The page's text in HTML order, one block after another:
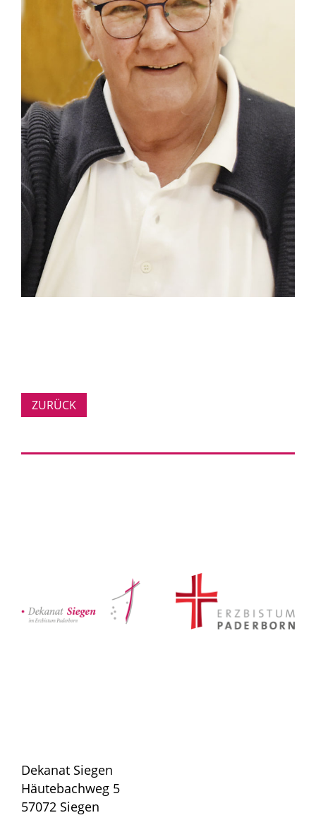
ZURÜCK
Dekanat Siegen
Häutebachweg 5
57072 Siegen